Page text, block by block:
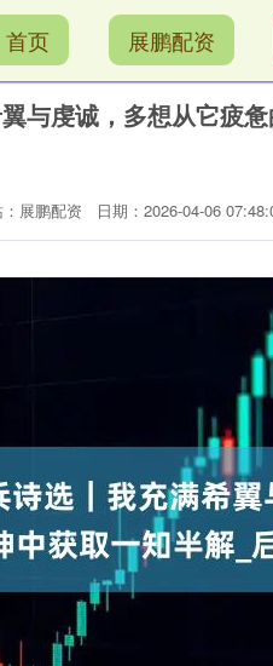
首页 展鹏配资
与虔诚，多想从它疲
展鹏配资 日期：2026-04-06